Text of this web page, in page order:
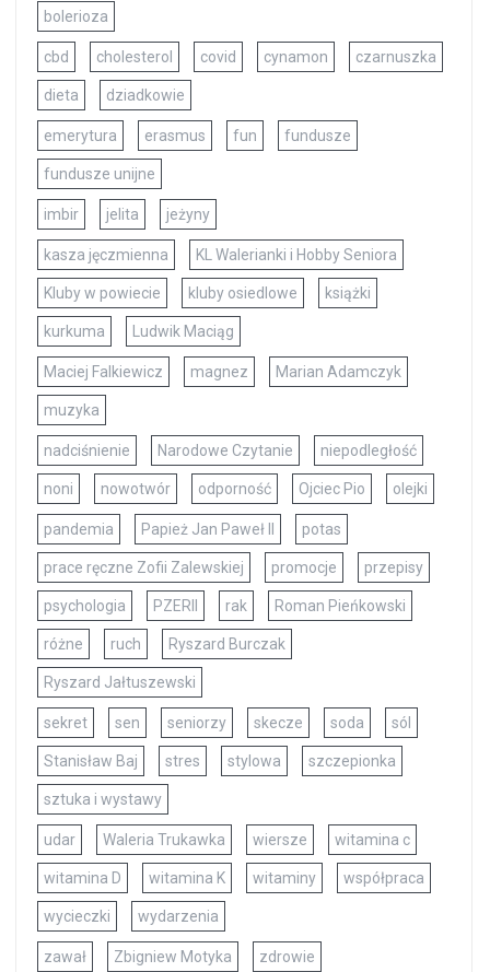
bolerioza
cbd cholesterol covid cynamon czarnuszka
dieta dziadkowie
emerytura erasmus fun fundusze
fundusze unijne
imbir jelita jeżyny
kasza jęczmienna KL Walerianki i Hobby Seniora
Kluby w powiecie kluby osiedlowe książki
kurkuma Ludwik Maciąg
Maciej Falkiewicz magnez Marian Adamczyk
muzyka
nadciśnienie Narodowe Czytanie niepodległość
noni nowotwór odporność Ojciec Pio olejki
pandemia Papież Jan Paweł II potas
prace ręczne Zofii Zalewskiej promocje przepisy
psychologia PZERII rak Roman Pieńkowski
różne ruch Ryszard Burczak
Ryszard Jałtuszewski
sekret sen seniorzy skecze soda sól
Stanisław Baj stres stylowa szczepionka
sztuka i wystawy
udar Waleria Trukawka wiersze witamina c
witamina D witamina K witaminy współpraca
wycieczki wydarzenia
zawał Zbigniew Motyka zdrowie